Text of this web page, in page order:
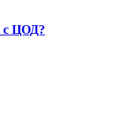
с ЦОД?